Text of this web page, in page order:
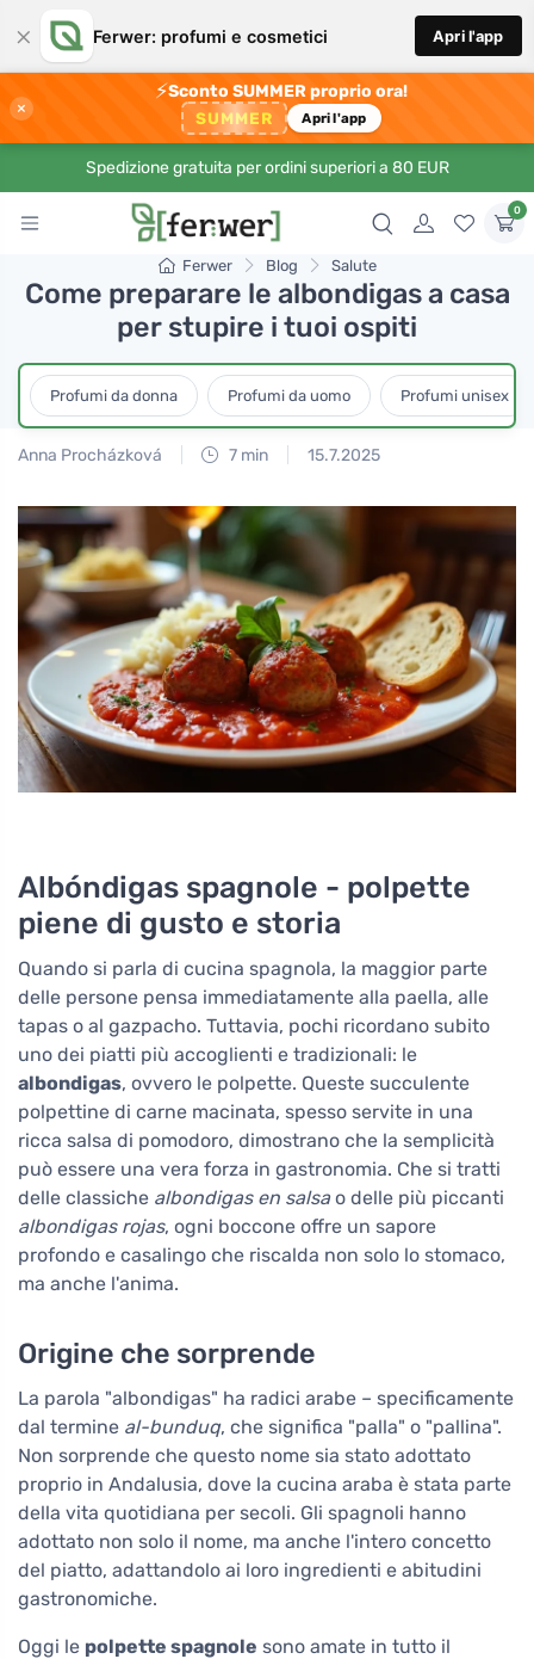
× Ferwer: profumi e cosmetici Apri l'app
×
⚡Sconto SUMMER proprio ora!
SUMMER Apri l'app
Spedizione gratuita per ordini superiori a 80 EUR
0
Ferwer Blog Salute
Come preparare le albondigas a casa
per stupire i tuoi ospiti
Profumi da donna Profumi da uomo Profumi unisex
Anna Procházková 7 min 15.7.2025
Albóndigas spagnole - polpette
piene di gusto e storia
Quando si parla di cucina spagnola, la maggior parte
delle persone pensa immediatamente alla paella, alle
tapas o al gazpacho. Tuttavia, pochi ricordano subito
uno dei piatti più accoglienti e tradizionali: le
albondigas, ovvero le polpette. Queste succulente
polpettine di carne macinata, spesso servite in una
ricca salsa di pomodoro, dimostrano che la semplicità
può essere una vera forza in gastronomia. Che si tratti
delle classiche albondigas en salsao delle più piccanti
albondigas rojas, ogni boccone offre un sapore
profondo e casalingo che riscalda non solo lo stomaco,
ma anche l'anima.
Origine che sorprende
La parola "albondigas" ha radici arabe – specificamente
dal termine al-bunduq, che significa "palla" o "pallina".
Non sorprende che questo nome sia stato adottato
proprio in Andalusia, dove la cucina araba è stata parte
della vita quotidiana per secoli. Gli spagnoli hanno
adottato non solo il nome, ma anche l'intero concetto
del piatto, adattandolo ai loro ingredienti e abitudini
gastronomiche.
Oggi le polpette spagnole sono amate in tutto il